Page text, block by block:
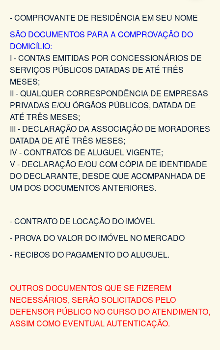
- COMPROVANTE DE RESIDÊNCIA EM SEU NOME
SÃO DOCUMENTOS PARA A COMPROVAÇÃO DO
DOMICÍLIO:
I - CONTAS EMITIDAS POR CONCESSIONÁRIOS DE
SERVIÇOS PÚBLICOS DATADAS DE ATÉ TRÊS
MESES;
II - QUALQUER CORRESPONDÊNCIA DE EMPRESAS
PRIVADAS E/OU ÓRGÃOS PÚBLICOS, DATADA DE
ATÉ TRÊS MESES;
III - DECLARAÇÃO DA ASSOCIAÇÃO DE MORADORES
DATADA DE ATÉ TRÊS MESES;
IV - CONTRATOS DE ALUGUEL VIGENTE;
V - DECLARAÇÃO E/OU COM CÓPIA DE IDENTIDADE
DO DECLARANTE, DESDE QUE ACOMPANHADA DE
UM DOS DOCUMENTOS ANTERIORES.
- CONTRATO DE LOCAÇÃO DO IMÓVEL
- PROVA DO VALOR DO IMÓVEL NO MERCADO
- RECIBOS DO PAGAMENTO DO ALUGUEL.
OUTROS DOCUMENTOS QUE SE FIZEREM
NECESSÁRIOS, SERÃO SOLICITADOS PELO
DEFENSOR PÚBLICO NO CURSO DO ATENDIMENTO,
ASSIM COMO EVENTUAL AUTENTICAÇÃO.